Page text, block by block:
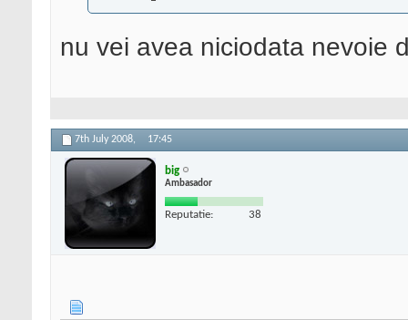
nu vei avea niciodata nevoie
7th July 2008, 17:45
big
Ambasador
Reputatie: 38